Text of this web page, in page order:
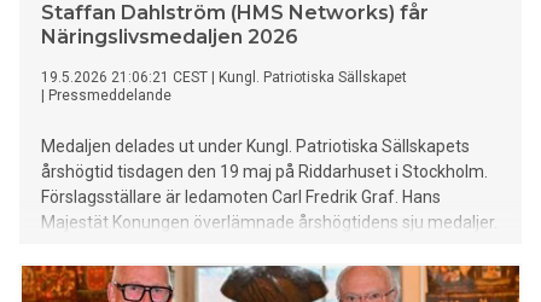
Staffan Dahlström (HMS Networks) får
Näringslivsmedaljen 2026
19.5.2026 21:06:21 CEST
Kungl. Patriotiska Sällskapet
Pressmeddelande
Medaljen delades ut under Kungl. Patriotiska Sällskapets
årshögtid tisdagen den 19 maj på Riddarhuset i Stockholm.
Förslagsställare är ledamoten Carl Fredrik Graf. Hans
Majestät Konungen överlämnade årshögtidens sju medaljer.